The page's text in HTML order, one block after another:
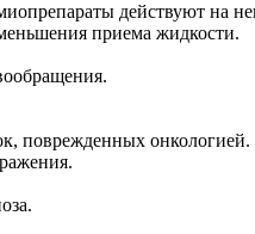
действуют на
приема жидкости.
поврежденных онкологией.